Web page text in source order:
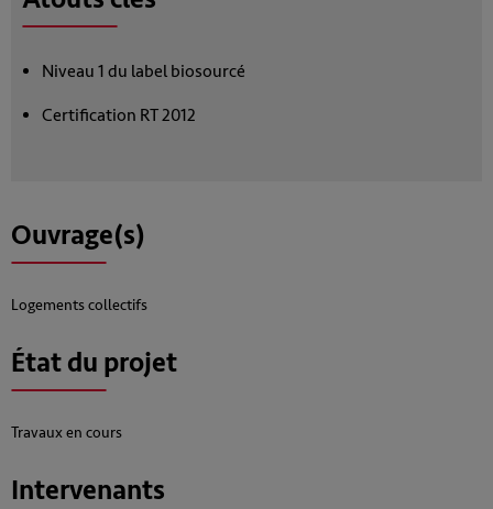
Niveau 1 du label biosourcé
Certification RT 2012
Ouvrage(s)
Logements collectifs
État du projet
Travaux en cours
Intervenants